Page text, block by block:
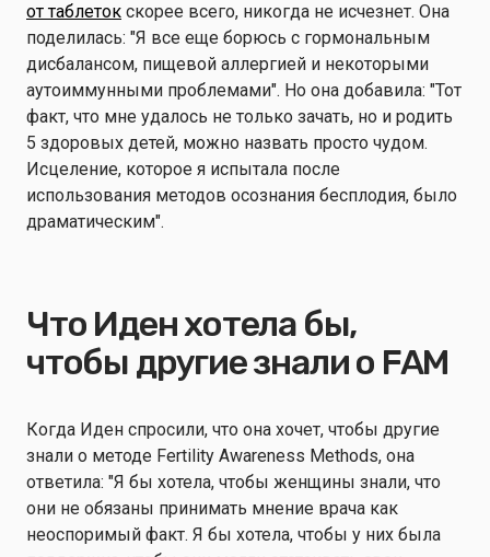
от таблеток скорее всего, никогда не исчезнет. Она
поделилась: "Я все еще борюсь с гормональным
дисбалансом, пищевой аллергией и некоторыми
аутоиммунными проблемами". Но она добавила: "Тот
факт, что мне удалось не только зачать, но и родить
5 здоровых детей, можно назвать просто чудом.
Исцеление, которое я испытала после
использования методов осознания бесплодия, было
драматическим".
Что Иден хотела бы,
чтобы другие знали о FAM
Когда Иден спросили, что она хочет, чтобы другие
знали о методе Fertility Awareness Methods, она
ответила: "Я бы хотела, чтобы женщины знали, что
они не обязаны принимать мнение врача как
неоспоримый факт. Я бы хотела, чтобы у них была